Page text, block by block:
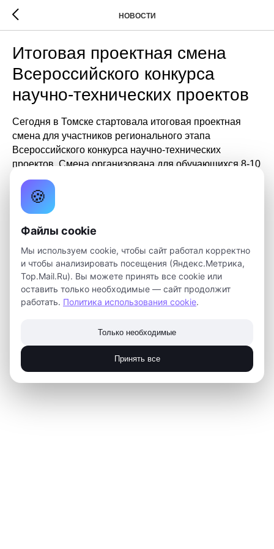
НОВОСТИ
Итоговая проектная смена
Всероссийского конкурса
научно-технических проектов
Сегодня в Томске стартовала итоговая проектная
смена для участников регионального этапа
Всероссийского конкурса научно-технических
проектов. Смена организована для обучающихся 8-10
классов образовательных организаций Томской
области.
педагогов образовательных организаций Томской
области. Ребятам предстоит защищать свои проекты
по пяти направлениям конкурса. Сотрудники детского
технопарка «Кванториум» (Людмила Ларина, Дмитрий
Брагин, Арман Бояхчян, Артур Тян) отправятся на
площадки проведения проектной смены, где выступят
2018-03-26 17:52
🍪
Файлы cookie
Мы используем cookie, чтобы сайт работал корректно
и чтобы анализировать посещения (Яндекс.Метрика,
Top.Mail.Ru). Вы можете принять все cookie или
оставить только необходимые — сайт продолжит
работать. Политика использования cookie.
Только необходимые
Принять все